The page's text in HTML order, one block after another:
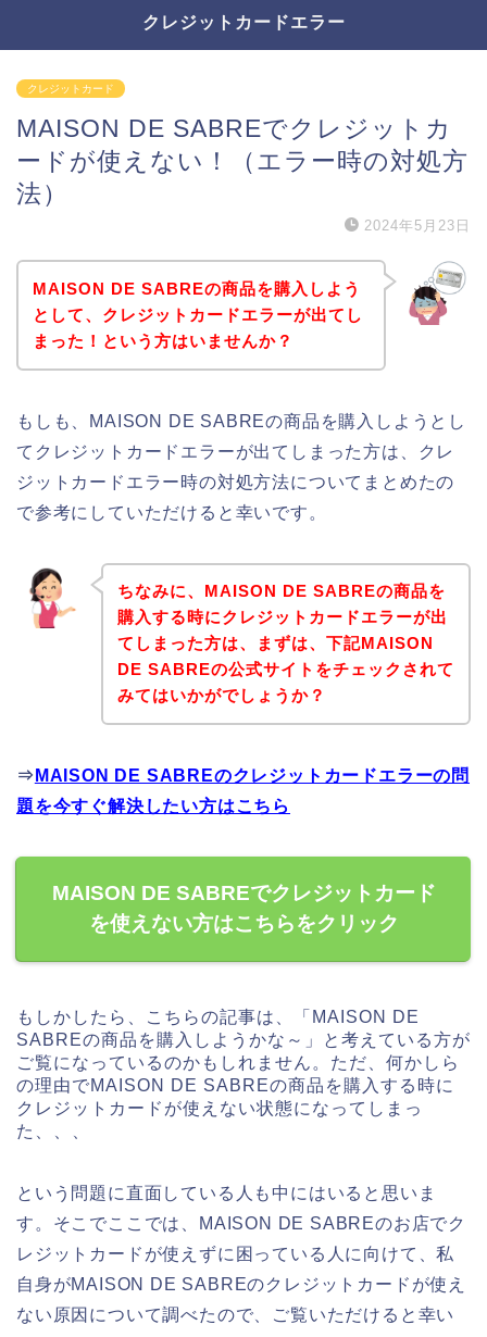
クレジットカードエラー
クレジットカード
MAISON DE SABREでクレジットカ
ードが使えない！（エラー時の対処方
法）
2024年5月23日
MAISON DE SABREの商品を購入しよう
として、クレジットカードエラーが出てし
まった！という方はいませんか？
もしも、MAISON DE SABREの商品を購入しようとし
てクレジットカードエラーが出てしまった方は、クレ
ジットカードエラー時の対処方法についてまとめたの
で参考にしていただけると幸いです。
ちなみに、MAISON DE SABREの商品を
購入する時にクレジットカードエラーが出
てしまった方は、まずは、下記MAISON
DE SABREの公式サイトをチェックされて
みてはいかがでしょうか？
⇒ MAISON DE SABREのクレジットカードエラーの問
題を今すぐ解決したい方はこちら
MAISON DE SABREでクレジットカード
を使えない方はこちらをクリック
もしかしたら、こちらの記事は、「MAISON DE
SABREの商品を購入しようかな～」と考えている方が
ご覧になっているのかもしれません。ただ、何かしら
の理由でMAISON DE SABREの商品を購入する時に
クレジットカードが使えない状態になってしまっ
た、、、
という問題に直面している人も中にはいると思いま
す。そこでここでは、MAISON DE SABREのお店でク
レジットカードが使えずに困っている人に向けて、私
自身がMAISON DE SABREのクレジットカードが使え
ない原因について調べたので、ご覧いただけると幸い